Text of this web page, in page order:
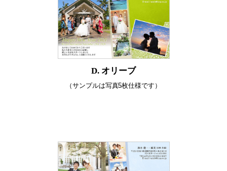
D. オリーブ
（サンプルは写真5枚仕様です）